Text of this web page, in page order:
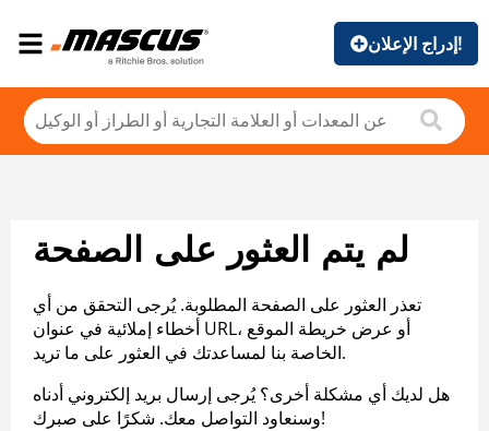
إدراج الإعلان!
لم يتم العثور على الصفحة
تعذر العثور على الصفحة المطلوبة. يُرجى التحقق من أي
أخطاء إملائية في عنوان URL، أو عرض خريطة الموقع
الخاصة بنا لمساعدتك في العثور على ما تريد.
هل لديك أي مشكلة أخرى؟ يُرجى إرسال بريد إلكتروني أدناه
وسنعاود التواصل معك. شكرًا على صبرك!